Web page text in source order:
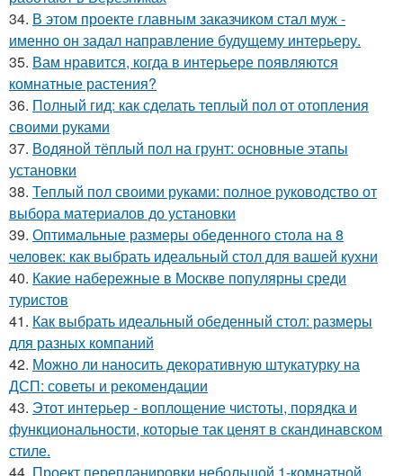
34. В этом проекте главным заказчиком стал муж -
именно он задал направление будущему интерьеру.
35. Вам нравится, когда в интерьере появляются
комнатные растения?
36. Полный гид: как сделать теплый пол от отопления
своими руками
37. Водяной тёплый пол на грунт: основные этапы
установки
38. Теплый пол своими руками: полное руководство от
выбора материалов до установки
39. Оптимальные размеры обеденного стола на 8
человек: как выбрать идеальный стол для вашей кухни
40. Какие набережные в Москве популярны среди
туристов
41. Как выбрать идеальный обеденный стол: размеры
для разных компаний
42. Можно ли наносить декоративную штукатурку на
ДСП: советы и рекомендации
43. Этот интерьер - воплощение чистоты, порядка и
функциональности, которые так ценят в скандинавском
стиле.
44. Проект перепланировки небольшой 1-комнатной